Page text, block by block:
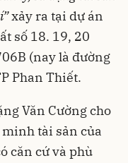
xảy ra tại dự án
số 18. 19, 20
(nay là đường
Phan Thiết.
Văn Cường cho
tài sản của
căn cứ và phù